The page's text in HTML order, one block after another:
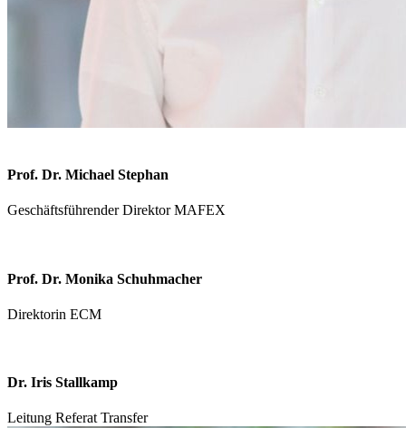
Prof. Dr. Michael Stephan
Geschäftsführender Direktor MAFEX
Prof. Dr. Monika Schuhmacher
Direktorin ECM
Dr. Iris Stallkamp
Leitung Referat Transfer